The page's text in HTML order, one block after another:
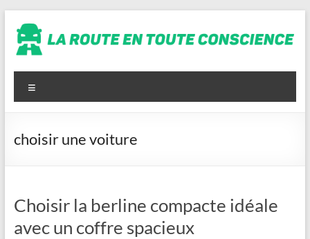
contenu
La
route
en
toute
conscience
choisir une voiture
Choisir la berline compacte idéale
avec un coffre spacieux